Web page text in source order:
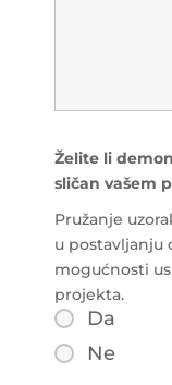
Želite li
sličan vašem
Da
Ne
Pružanje
u postavljanju
mogućnosti
projekta.